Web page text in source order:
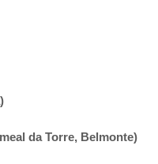
da Torre, Belmonte)